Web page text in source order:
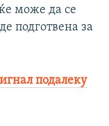
може да се
подготвена за
подалеку